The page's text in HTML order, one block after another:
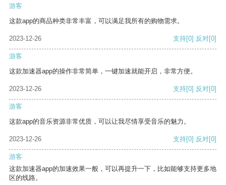
游客
这款app的商品种类非常丰富，可以满足我所有的购物需求。
2023-12-26 支持[0] 反对[0]
游客
这款加速器app的操作非常简单，一键加速就能开启，非常方便。
2023-12-26 支持[0] 反对[0]
游客
这款app的音乐资源非常优质，可以让我尽情享受音乐的魅力。
2023-12-26 支持[0] 反对[0]
游客
这款加速器app的加速效果一般，可以再提升一下，比如能够支持更多地
区的线路。